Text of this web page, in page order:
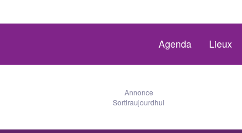
Agenda Lieux
Annonce
Sortiraujourdhui